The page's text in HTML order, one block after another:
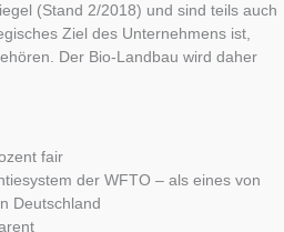
(Stand 2/2018) und sind teils auch
Ziel des Unternehmens ist,
Der Bio-Landbau wird daher
fair
der WFTO – als eines von
Deutschland